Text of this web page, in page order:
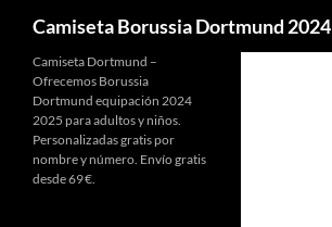
Camiseta Borussia Dortmund 2024
Camiseta Dortmund –
Ofrecemos Borussia
Dortmund equipación 2024
2025 para adultos y niños.
Personalizadas gratis por
nombre y número. Envío gratis
desde 69 €.